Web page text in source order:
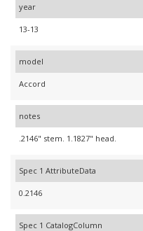
year
13-13
model
Accord
notes
.2146" stem. 1.1827" head.
Spec 1 AttributeData
0.2146
Spec 1 CatalogColumn